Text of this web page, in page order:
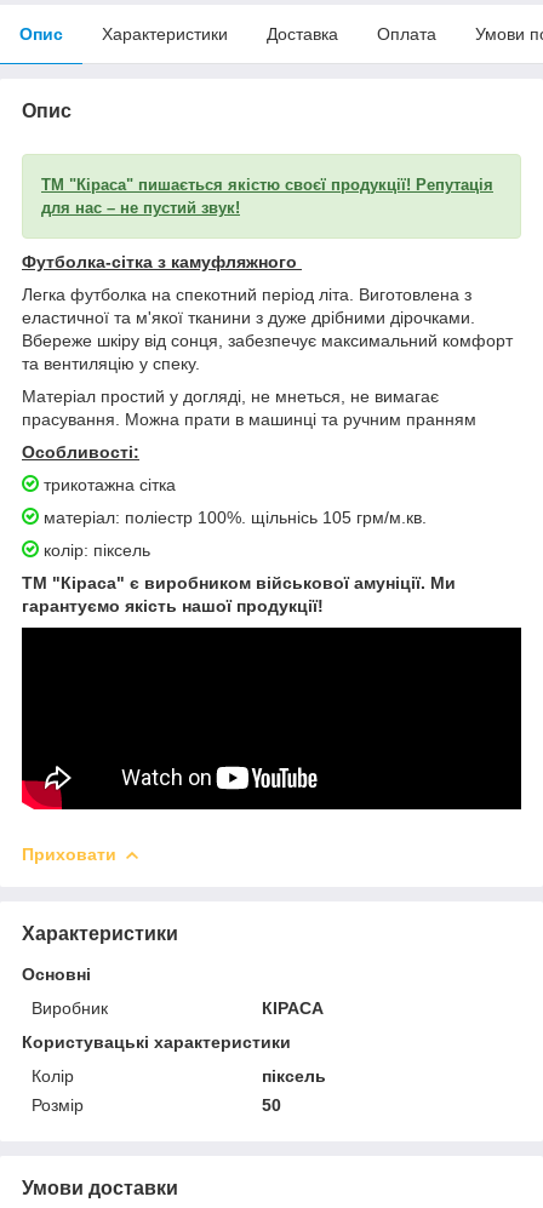
Опис Характеристики Доставка Оплата Умови
Опис
ТМ "Кіраса" пишається якістю своєї продукції! Репутація
для нас – не пустий звук!
Футболка-сітка з камуфляжного
Легка футболка на спекотний період літа. Виготовлена з
еластичної та м'якої тканини з дуже дрібними дірочками.
Вбереже шкіру від сонця, забезпечує максимальний комфорт
та вентиляцію у спеку.
Матеріал простий у догляді, не мнеться, не вимагає
прасування. Можна прати в машинці та ручним пранням
Особливості:
трикотажна сітка
матеріал: поліестр 100%. щільнісь 105 грм/м.кв.
колір: піксель
ТМ "Кіраса" є виробником військової амуніції. Ми
гарантуємо якість нашої продукції!
Приховати
Характеристики
Основні
Виробник
КІРАСА
Користувацькі характеристики
Колір
піксель
Розмір
50
Умови доставки